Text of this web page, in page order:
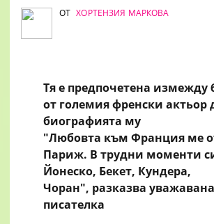
ОТ ХОРТЕНЗИЯ МАРКОВА
Тя е предпочетена измежду
от големия френски актьор
биографията му
"Любовта към Франция ме
Париж. В трудни моменти
Йонеско, Бекет, Кундера,
Чоран", разказва
писателка